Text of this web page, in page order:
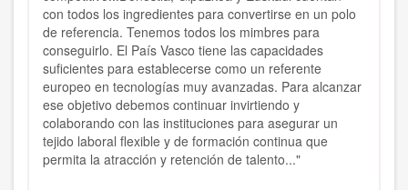
con todos los ingredientes para convertirse en un polo
de referencia. Tenemos todos los mimbres para
conseguirlo. El País Vasco tiene las capacidades
suficientes para establecerse como un referente
europeo en tecnologías muy avanzadas. Para alcanzar
ese objetivo debemos continuar invirtiendo y
colaborando con las instituciones para asegurar un
tejido laboral flexible y de formación continua que
permita la atracción y retención de talento..."